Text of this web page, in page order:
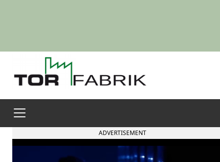
ADVERTISEMENT